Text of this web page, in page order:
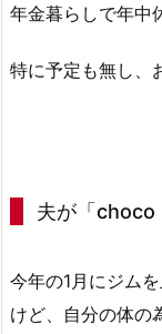
年金暮らしで年中
特に予定も無し、
夫が「choco
今年の1月にジム
けど、自分の体の